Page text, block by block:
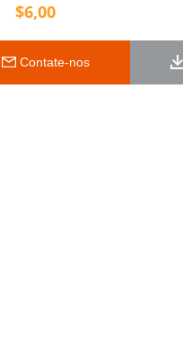
$6,00
Contate-nos